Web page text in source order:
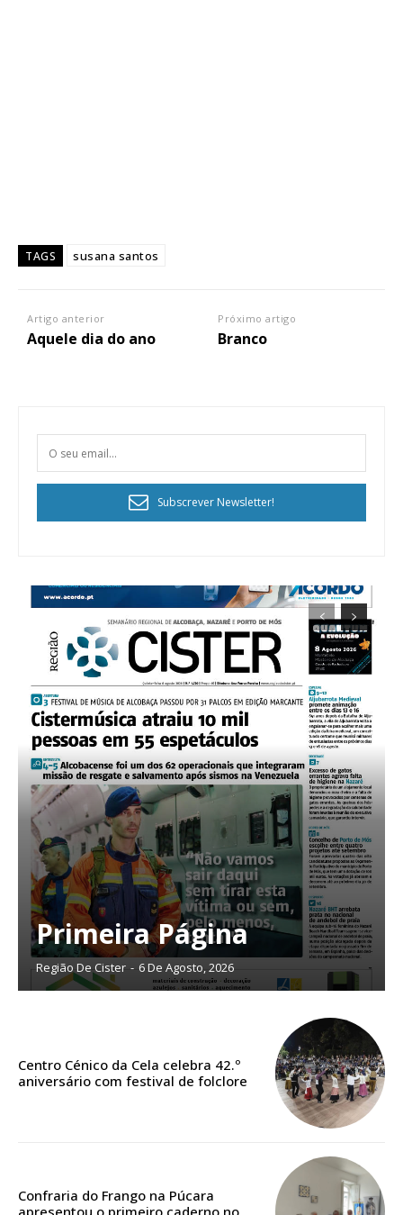
Planos de Assinatura
Faça-se assinante do Região de Cister e ajude-nos a manter este serviço
público!
Sendo assinante terá acesso a todos os conteúdos exclusivos e versões
32€
TAGS susana santos
Artigo anterior
Aquele dia do ano
Próximo artigo
Branco
Subscrever Newsletter!
Primeira Página
Região De Cister - 6 De Agosto, 2026
Centro Cénico da Cela celebra 42.º
aniversário com festival de folclore
Confraria do Frango na Púcara
apresentou o primeiro caderno no